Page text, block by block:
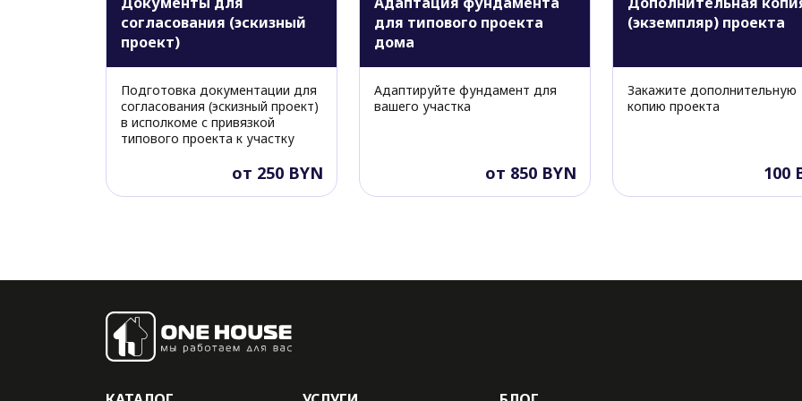
согласования (эскизный
проект)
Подготовка документации для
согласования (эскизный проект)
в исполкоме с привязкой
типового проекта к участку
от 250 BYN
для типового проекта
дома
Адаптируйте фундамент для
вашего участка
от 850 BYN
(экземпляр) проекта
Закажите дополнительную
копию проекта
100